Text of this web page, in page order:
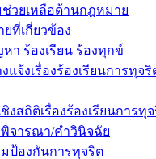
วยเหลือด้านกฎหมาย
ที่เกี่ยวข้อง
า ร้องเรียน ร้องทุกข์
แจ้งเรื่องร้องเรียนการทุจ
งสถิติเรื่องร้องเรียนการทุ
พิจารณา/คำวินิจฉัย
ป้องกันการทุจริต